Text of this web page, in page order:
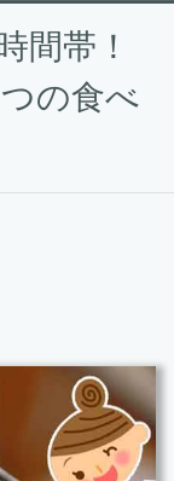
間帯！
の食べ